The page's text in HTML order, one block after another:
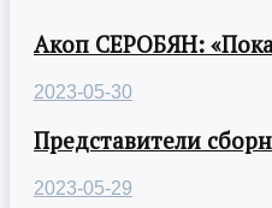
Акоп СЕРОБЯН:
2023-05-30
Представители
2023-05-29